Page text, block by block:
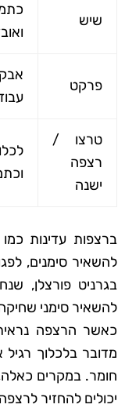
שיש
פרקט
טרצו /
רצפה
ישנה
ברצפות עדינות
להשאיר סימנים,
בגרניט פורצלן,
להשאיר סימני
כאשר הרצפה
מדובר בלכלוך
חומר. במקרים כאלה,
יכולים להחזיר